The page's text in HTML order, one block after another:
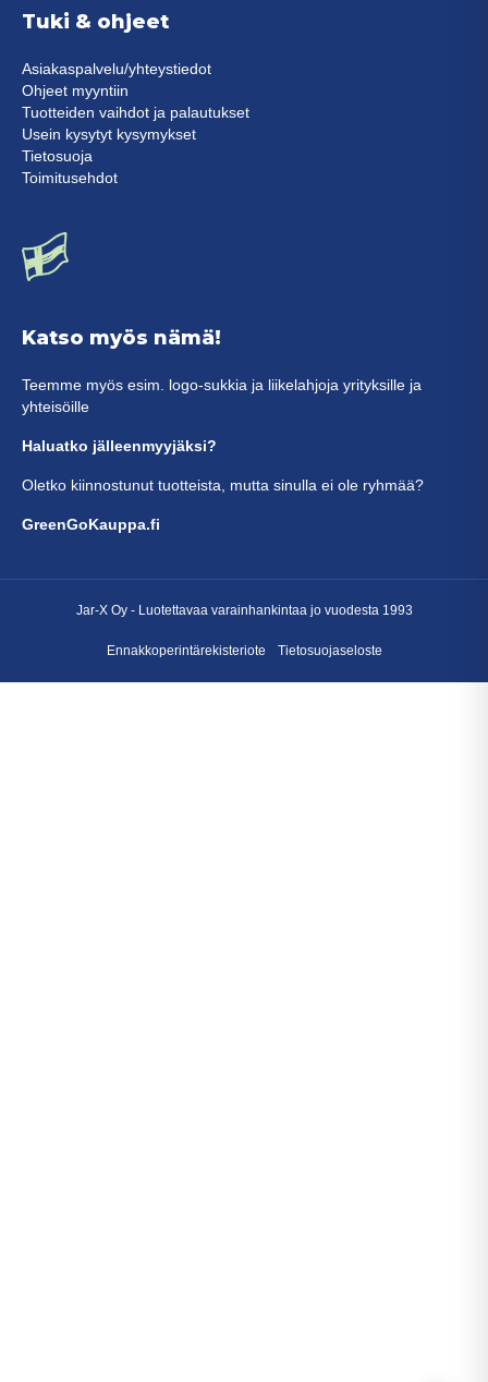
Tuki & ohjeet
Asiakaspalvelu/yhteystiedot
Ohjeet myyntiin
Tuotteiden vaihdot ja palautukset
Usein kysytyt kysymykset
Tietosuoja
Toimitusehdot
Katso myös nämä!
Teemme myös esim. logo-sukkia ja liikelahjoja yrityksille ja
yhteisöille
Haluatko jälleenmyyjäksi?
Oletko kiinnostunut tuotteista, mutta sinulla ei ole ryhmää?
GreenGoKauppa.fi
Jar-X Oy - Luotettavaa varainhankintaajo vuodesta 1993
Ennakkoperintärekisteriote Tietosuojaseloste